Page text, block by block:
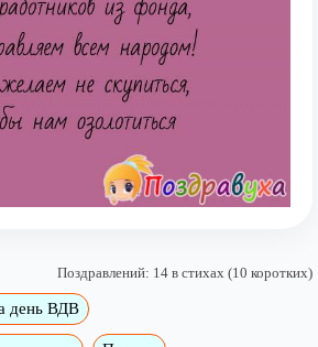
Поздравлений: 14 в стихах (10 коротких)
день ВДВ